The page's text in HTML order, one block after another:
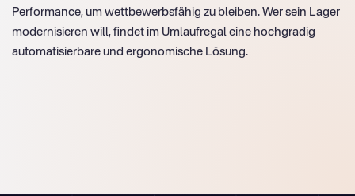
Performance, um wettbewerbsfähig zu bleiben. Wer sein Lager
modernisieren will, findet im Umlaufregal eine hochgradig
automatisierbare und ergonomische Lösung.